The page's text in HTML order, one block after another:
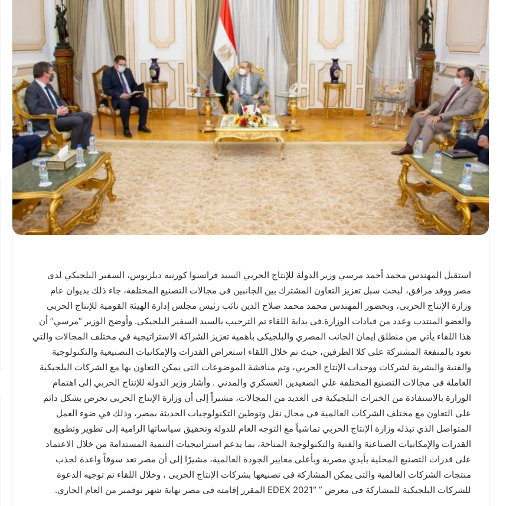
استقبل المهندس محمد أحمد مرسي وزير الدولة للإنتاج الحربي السيد فرانسوا كورنيه ديلزيوس، السفير البلجيكي لدى
مصر ووفد مرافق، لبحث سبل تعزيز التعاون المشترك بين الجانبين فى مجالات التصنيع المختلفة، جاء ذلك بديوان عام
وزارة الإنتاج الحربي، وبحضور المهندس محمد محمد صلاح الدين نائب رئيس مجلس إدارة الهيئة القومية للإنتاج الحربي
والعضو المنتدب وعدد من قيادات الوزارة.فى بداية اللقاء تم الترحيب بالسيد السفير البلجيكى. وأوضح الوزير “مرسي” أن
هذا اللقاء يأتي من منطلق إيمان الجانب المصري والبلجيكى بأهمية تعزيز الشراكة الاستراتيجية في مختلف المجالات والتي
تعود بالمنفعة المشتركة على كلا الطرفين، حيث تم خلال اللقاء استعراض القدرات والإمكانيات التصنيعية والتكنولوجية
والفنية والبشرية لشركات ووحدات الإنتاج الحربي، وتم مناقشة الموضوعات التى يمكن التعاون بها مع الشركات البلجيكية
العاملة فى مجالات التصنيع المختلفة علي الصعيدين العسكري والمدني . وأشار وزير الدولة للإنتاج الحربي إلى اهتمام
الوزارة بالاستفادة من الخبرات البلجيكية فى العديد من المجالات، مشيراً إلى أن وزارة الإنتاج الحربي تحرص بشكل دائم
على التعاون مع مختلف الشركات العالمية فى مجال نقل وتوطين التكنولوجيات الحديثة بمصر، وذلك في ضوء العمل
المتواصل الذي تبذله وزارة الإنتاج الحربي تماشياً مع التوجه العام للدولة وتحقيق سياساتها الرامية إلى تطوير وتطويع
القدرات والإمكانيات الصناعية والفنية والتكنولوجية المتاحة، بما يدعم استراتيجيات التنمية المستدامة من خلال الاعتماد
على قدرات التصنيع المحلية بأيدي مصرية وبأعلى معايير الجودة العالمية، مشيرًا إلى أن مصر تعد سوقاً واعدة لجذب
منتجات الشركات العالمية والتى يمكن المشاركة فى تصنيعها بشركات الإنتاج الحربى ، وخلال اللقاء تم توجيه الدعوة
للشركات البلجيكية للمشاركة فى معرض ” “EDEX 2021 المقرر إقامته فى مصر نهاية شهر نوفمبر من العام الجاري.
ما
والمغمى
عليه
بعرفة؟
ما حكم وقوف النائم والمغمى عليه
بعرفة؟
تهنئة
أحمد
وائل”
..
تهنئة بعيد ميلاد” سيليا أحمد وائل” ..
“عبدالحليم
قنديل
”
يكتب:
“عبدالحليم
قنديل”
يكتب:
حرب